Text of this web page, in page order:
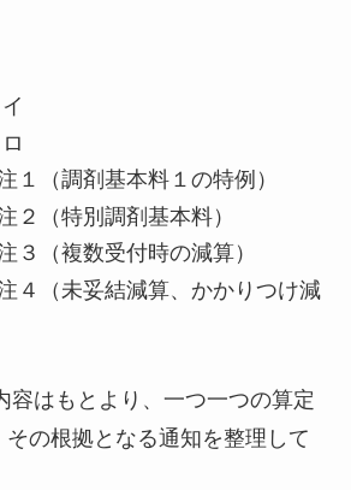
１（調剤基本料１の特例）
２（特別調剤基本料）
３（複数受付時の減算）
４（未妥結減算、かかりつけ減
容はもとより、一つ一つの算定
の根拠となる通知を整理して